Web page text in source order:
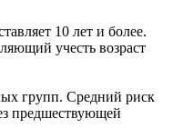
10 лет и более.
учесть возраст
групп. Средний риск
предшествующей